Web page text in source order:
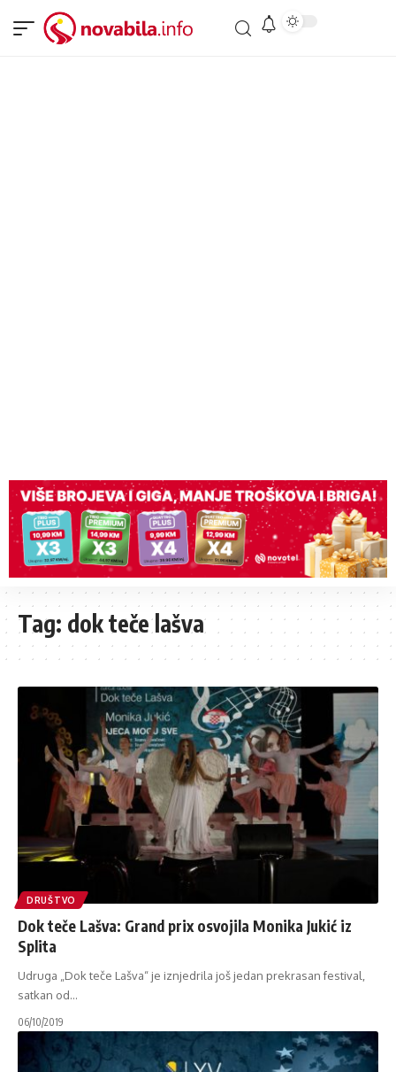
Tag: dok teče lašva
DRUŠTVO
Dok teče Lašva: Grand prix osvojila Monika Jukić iz
Splita
Udruga „Dok teče Lašva“ je iznjedrila još jedan prekrasan festival,
satkan od…
06/10/2019